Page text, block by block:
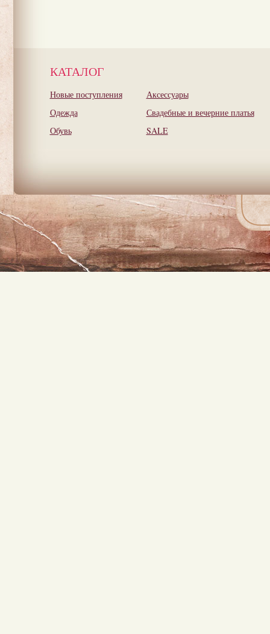
КАТАЛОГ
Новые поступления
Одежда
Обувь
Аксессуары
Свадебные и вечерние платья
SALE